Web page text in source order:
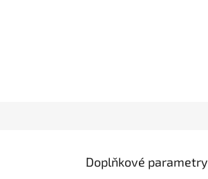
Doplňkové parametry